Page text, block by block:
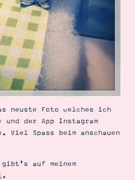
Up!
neuste Foto welches ich
und der App Instagram
Viel Spass beim anschauen
auf meinem
.